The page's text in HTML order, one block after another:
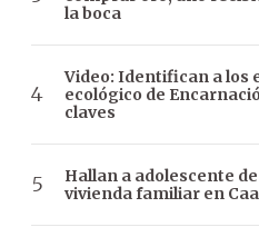
la boca
Video: Identifican a los
ecológico de
claves
Hallan a adolescente
vivienda familiar en